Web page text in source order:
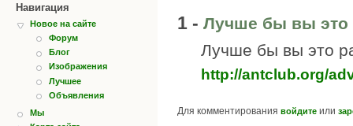
Навигация
Новое на сайте
Форум
Блог
Изображения
Лучшее
Объявления
Мы
1 - Лучше бы вы это
Лучше бы вы это
http://antclub.org/
Для комментирования войдите или